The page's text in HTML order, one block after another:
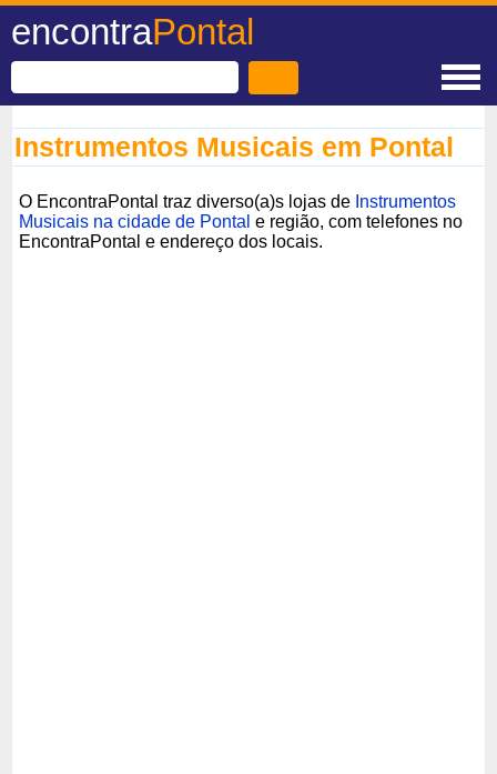
encontraPontal
Instrumentos Musicais em Pontal
O EncontraPontal traz diverso(a)s lojas de Instrumentos
Musicais na cidade de Pontal e região, com telefones no
EncontraPontal e endereço dos locais.